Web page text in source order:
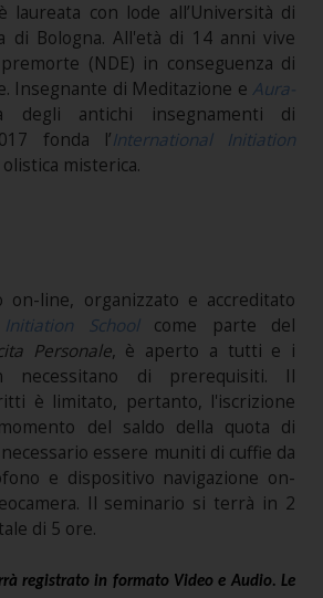
laureata con lode all’Università di
di Bologna. All'età di 14 anni vive
(NDE) in conseguenza di
Insegnante di Meditazione e Aura-
degli antichi insegnamenti di
fonda l’International Initiation
misterica.
on-line, organizzato e accreditato
School
come parte del
Personale, è aperto a tutti e i
necessitano di prerequisiti. Il
è limitato, pertanto, l'iscrizione
del saldo della quota di
essere muniti di cuffie da
e dispositivo navigazione on-
Il seminario si terrà in 2
di 5 ore.
registrato in formato Video e Audio. Le